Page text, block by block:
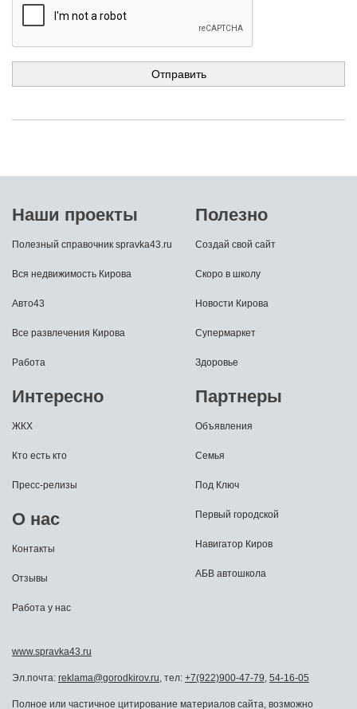
Наши проекты
Полезный справочник spravka43.ru
Вся недвижимость Кирова
Авто43
Все развлечения Кирова
Работа
Полезно
Создай свой сайт
Скоро в школу
Новости Кирова
Супермаркет
Здоровье
Интересно
ЖКХ
Кто есть кто
Пресс-релизы
О нас
Контакты
Отзывы
Работа у нас
Партнеры
Объявления
Семья
Под Ключ
Первый городской
Навигатор Киров
АБВ автошкола
www.spravka43.ru
Эл.почта: reklama@gorodkirov.ru, тел: +7(922)900-47-79, 54-16-05
Полное или частичное цитирование материалов сайта, возможно